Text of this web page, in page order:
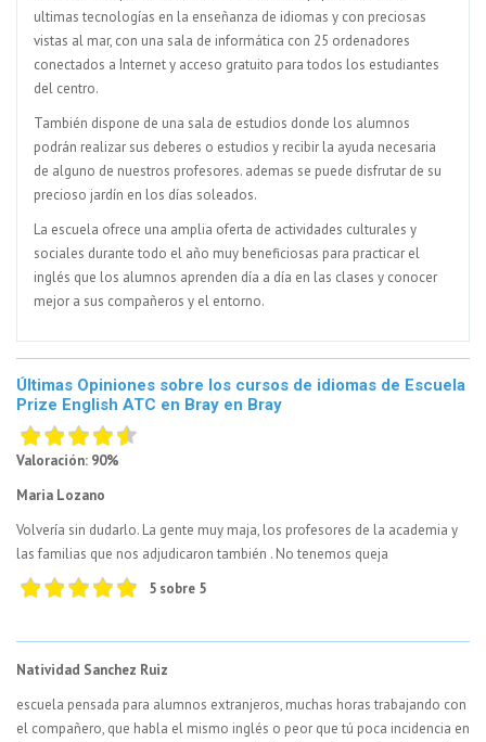
ultimas tecnologías en la enseñanza de idiomas y con preciosas
vistas al mar, con una sala de informática con 25 ordenadores
conectados a Internet y acceso gratuito para todos los estudiantes
del centro.
También dispone de una sala de estudios donde los alumnos
podrán realizar sus deberes o estudios y recibir la ayuda necesaria
de alguno de nuestros profesores. ademas se puede disfrutar de su
precioso jardín en los días soleados.
La escuela ofrece una amplia oferta de actividades culturales y
sociales durante todo el año muy beneficiosas para practicar el
inglés que los alumnos aprenden día a día en las clases y conocer
mejor a sus compañeros y el entorno.
Últimas Opiniones sobre los cursos de idiomas de Escuela
Prize English ATC en Bray en Bray
Valoración: 90%
Maria Lozano
Volvería sin dudarlo. La gente muy maja, los profesores de la academia y
las familias que nos adjudicaron también . No tenemos queja
5 sobre 5
Natividad Sanchez Ruiz
escuela pensada para alumnos extranjeros, muchas horas trabajando con
el compañero, que habla el mismo inglés o peor que tú poca incidencia en